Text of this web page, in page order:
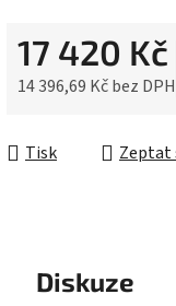
17 420 Kč
14 396,69 Kč bez DPH
Tisk Zeptat
Diskuze